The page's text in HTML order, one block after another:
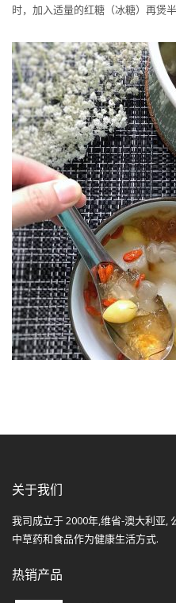
时，加入适量的红糖（冰糖）再煲
关于我们
我司成立于 2000年,维省-澳大利亚,
中草药和食品作为健康生活方式.
热销产品